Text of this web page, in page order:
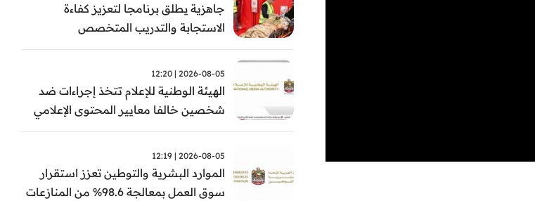
جاهزية يطلق برنامجا لتعزيز كفاءة
الاستجابة والتدريب المتخصص
2026-08-05 | 12:20
الهيئة الوطنية للإعلام تتخذ إجراءات ضد
شخصين خالفا معايير المحتوى الإعلامي
2026-08-05 | 12:19
الموارد البشرية والتوطين تعزز استقرار
سوق العمل بمعالجة 98.6% من المنازعات